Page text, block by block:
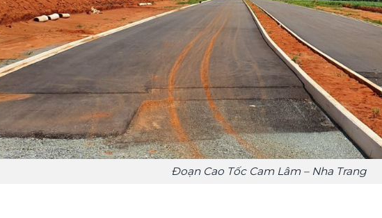
Đoạn Cao Tốc Cam Lâm – Nha Trang